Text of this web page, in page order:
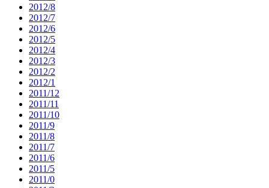
2012/8
2012/7
2012/6
2012/5
2012/4
2012/3
2012/2
2012/1
2011/12
2011/11
2011/10
2011/9
2011/8
2011/7
2011/6
2011/5
2011/0